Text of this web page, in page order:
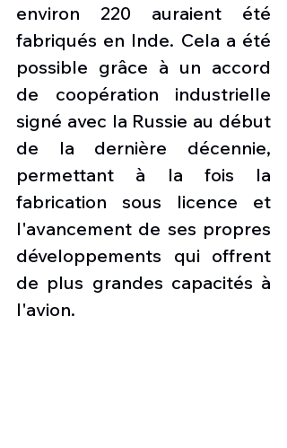
environ 220 auraient été
fabriqués en Inde. Cela a été
possible grâce à un accord
de coopération industrielle
signé avec la Russie au début
de la dernière décennie,
permettant à la fois la
fabrication sous licence et
l'avancement de ses propres
développements qui offrent
de plus grandes capacités à
l'avion.